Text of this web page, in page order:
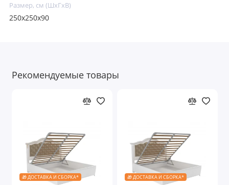
Размер, см (ШхГхВ)
250x250x90
Рекомендуемые товары
🎁 ДОСТАВКА И СБОРКА* 🎁 ДОСТАВКА И СБОРКА*